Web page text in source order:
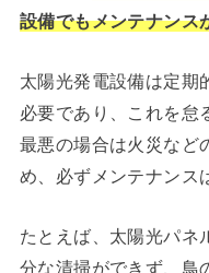
設備でもメンテナンス
太陽光発電設備は定期
必要であり、これを怠
最悪の場合は火災など
め、必ずメンテナンス
たとえば、太陽光パネ
分な清掃ができず、鳥